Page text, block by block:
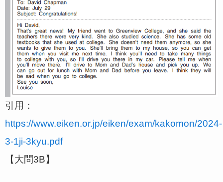
引用：
https://www.eiken.or.jp/eiken/exam/kakomon/2024-
3-1ji-3kyu.pdf
【大問3B】